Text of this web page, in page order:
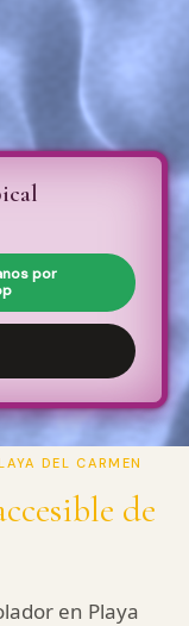
por
DEL CARMEN
de
en Playa